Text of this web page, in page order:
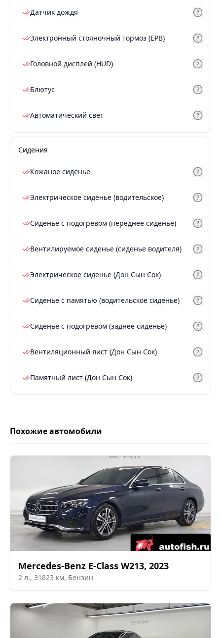
Датчик дождя
Электронный стояночный тормоз (EPB)
Головной дисплей (HUD)
Блютус
Автоматический свет
Сидения
Кожаное сиденье
Электрическое сиденье (водительское)
Сиденье с подогревом (переднее сиденье)
Вентилируемое сиденье (сиденье водителя)
Электрическое сиденье (Дон Сын Сок)
Сиденье с памятью (водительское сиденье)
Сиденье с подогревом (заднее сиденье)
Вентиляционный лист (Дон Сын Сок)
Памятный лист (Дон Сын Сок)
Похожие автомобили
Mercedes-Benz E-Class W213, 2023
2 л., 31823 км, Бензин